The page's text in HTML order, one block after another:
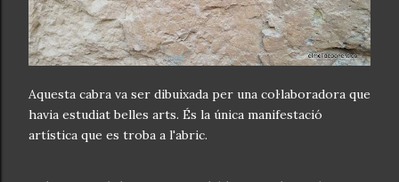
Aquesta cabra va ser dibuixada per una col·laboradora que
havia estudiat belles arts. És la única manifestació
artística que es troba a l'abric.